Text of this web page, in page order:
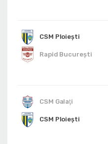
CSM Ploiești
Rapid București
CSM Galaţi
CSM Ploiești